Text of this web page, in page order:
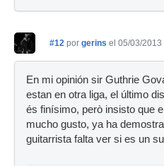
#12 por gerins el 05/03/2013
En mi opinión sir Guthrie
estan en otra liga, el último
és finísimo, però insisto que
mucho gusto, ya ha
guitarrista falta ver si es un